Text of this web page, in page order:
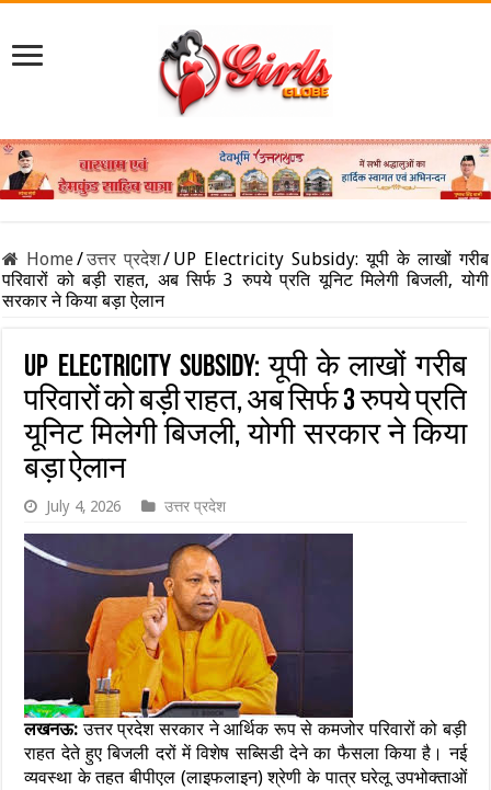
Home/उत्तर प्रदेश/ UP Electricity Subsidy: यूपी के लाखों गरीब
परिवारों को बड़ी राहत, अब सिर्फ 3 रुपये प्रति यूनिट मिलेगी बिजली, योगी
सरकार ने किया बड़ा ऐलान
UP Electricity Subsidy: यूपी के लाखों गरीब
परिवारों को बड़ी राहत, अब सिर्फ 3 रुपये प्रति
यूनिट मिलेगी बिजली, योगी सरकार ने किया
बड़ा ऐलान
July 4, 2026 उत्तर प्रदेश
लखनऊ: उत्तर प्रदेश सरकार ने आर्थिक रूप से कमजोर परिवारों को बड़ी
राहत देते हुए बिजली दरों में विशेष सब्सिडी देने का फैसला किया है। नई
व्यवस्था के तहत बीपीएल (लाइफलाइन) श्रेणी के पात्र घरेलू उपभोक्ताओं